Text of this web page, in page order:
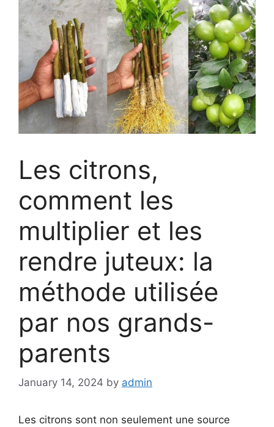
Les citrons,
comment les
multiplier et les
rendre juteux: la
méthode utilisée
par nos grands-
parents
January 14, 2024 by admin
Les citrons sont non seulement une source